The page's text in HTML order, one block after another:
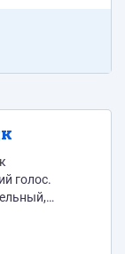
голос.